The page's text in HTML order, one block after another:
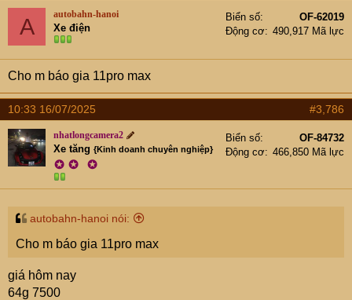
A autobahn-hanoi
Xe điện
Biển số
OF-62019
Động cơ
490,917 Mã lực
Cho m báo gia 11pro max
10:33 16/07/2025 #3,786
nhatlongcamera2
Xe tăng {Kinh doanh chuyên nghiệp}
✪ ✪ ✪
Biển số
OF-84732
Động cơ
466,850 Mã lực
autobahn-hanoi nói:
Cho m báo gia 11pro max
giá hôm nay
64g 7500